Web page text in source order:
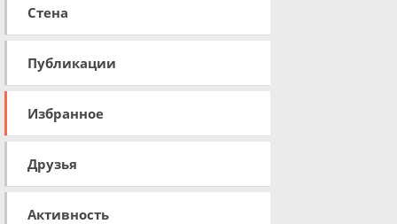
Стена
Публикации
Избранное
Друзья
Активность